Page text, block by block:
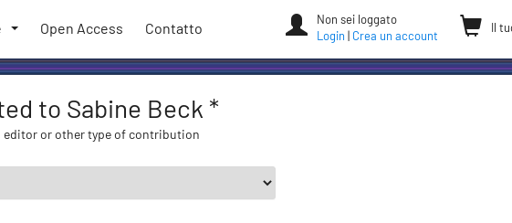
Open Access Contatto
Non sei loggato
Login
Crea un account
Il
to Sabine Beck *
or other type of contribution